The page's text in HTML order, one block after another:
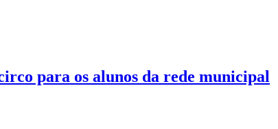
para os alunos da rede municipal